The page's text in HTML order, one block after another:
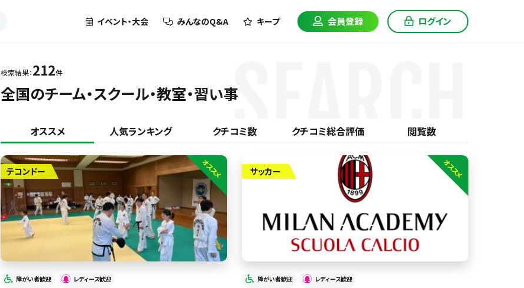
イベント・大会 みんなのQ&A キープ 会員登録 ログイン
SEARCH
検索結果：212件
全国のチーム・スクール・教室・習い事
オススメ 人気ランキング クチコミ数 クチコミ総合評価 閲覧数
テコンドー オススメ
障がい者歓迎 レディース歓迎
サッカー オススメ
障がい者歓迎 レディース歓迎